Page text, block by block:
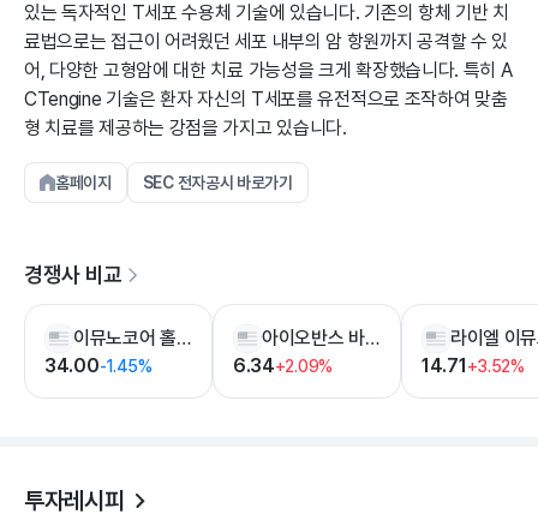
있는 독자적인 T세포 수용체 기술에 있습니다. 기존의 항체 기반 치
료법으로는 접근이 어려웠던 세포 내부의 암 항원까지 공격할 수 있
어, 다양한 고형암에 대한 치료 가능성을 크게 확장했습니다. 특히 A
CTengine 기술은 환자 자신의 T세포를 유전적으로 조작하여 맞춤
형 치료를 제공하는 강점을 가지고 있습니다.
홈페이지 SEC 전자공시 바로가기
경쟁사 비교
이뮤노코어 홀딩스
34.00-1.45%
아이오반스 바이오테라퓨틱스
6.34+2.09% 14.71+3.52%
투자레시피